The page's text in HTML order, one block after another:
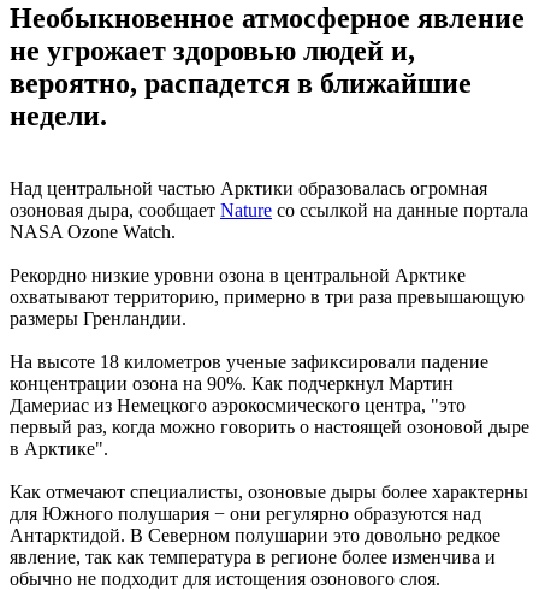
Необыкновенное атмосферное явление
не угрожает здоровью людей и,
вероятно, распадется в ближайшие
недели.
Над центральной частью Арктики образовалась огромная
озоновая дыра, сообщает Nature со ссылкой на данные портала
NASA Ozone Watch.
Рекордно низкие уровни озона в центральной Арктике
охватывают территорию, примерно в три раза превышающую
размеры Гренландии.
На высоте 18 километров ученые зафиксировали падение
концентрации озона на 90%. Как подчеркнул Мартин
Дамериас из Немецкого аэрокосмического центра, "это
первый раз, когда можно говорить о настоящей озоновой дыре
в Арктике".
Как отмечают специалисты, озоновые дыры более характерны
для Южного полушария − они регулярно образуются над
Антарктидой. В Северном полушарии это довольно редкое
явление, так как температура в регионе более изменчива и
обычно не подходит для истощения озонового слоя.